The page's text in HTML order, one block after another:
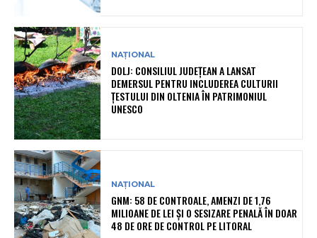
NAȚIONAL
DOLJ: CONSILIUL JUDEȚEAN A LANSAT
DEMERSUL PENTRU INCLUDEREA CULTURII
ȚESTULUI DIN OLTENIA ÎN PATRIMONIUL
UNESCO
NAȚIONAL
GNM: 58 DE CONTROALE, AMENZI DE 1,76
MILIOANE DE LEI ȘI O SESIZARE PENALĂ ÎN DOAR
48 DE ORE DE CONTROL PE LITORAL